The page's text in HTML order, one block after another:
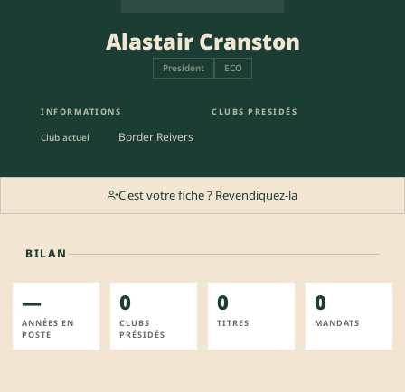
Alastair Cranston
President ECO
INFORMATIONS
Club actuel Border Reivers
CLUBS PRESIDÉS
C'est votre fiche ? Revendiquez-la
BILAN
—
ANNÉES EN
POSTE
0
CLUBS
PRÉSIDÉS
0
TITRES
0
MANDATS